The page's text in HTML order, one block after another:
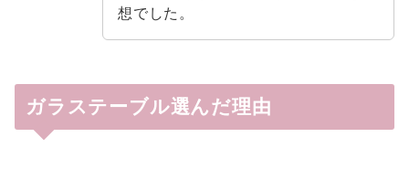
想でした。
ガラステーブル選んだ理由